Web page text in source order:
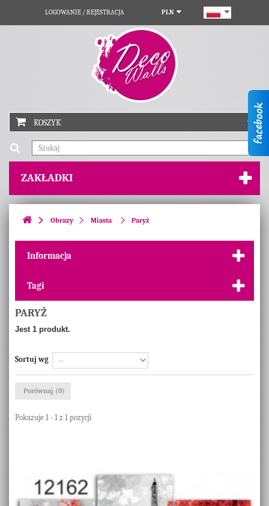
LOGOWANIE / REJESTRACJA PLN
KOSZYK
ZAKŁADKI
Obrazy Miasta Paryż
Informacja
Tagi
PARYŻ
Jest 1 produkt.
Sortuj wg
Porównaj (0)
Pokazuje 1 - 1 z 1 pozycji